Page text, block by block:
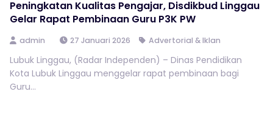
Peningkatan Kualitas Pengajar, Disdikbud Linggau
Gelar Rapat Pembinaan Guru P3K PW
admin 27 Januari 2026 Advertorial & Iklan
Lubuk Linggau, (Radar Independen) – Dinas Pendidikan
Kota Lubuk Linggau menggelar rapat pembinaan bagi
Guru...